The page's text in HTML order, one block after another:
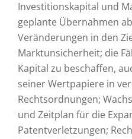
Investitionskapital und
geplante Übernahmen
Veränderungen in den
Marktunsicherheit; die
Kapital zu beschaffen,
seiner Wertpapiere in
Rechtsordnungen;
und Zeitplan für die
Patentverletzungen;